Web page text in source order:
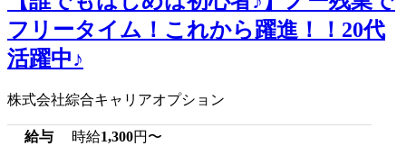
フリータイム！これから躍進！！20代
活躍中♪
株式会社綜合キャリアオプション
給与 時給1,300円〜